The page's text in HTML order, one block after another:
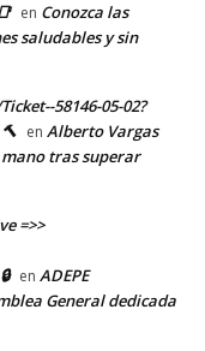
en Conozca las
saludables y sin
58146-05-02?
en Alberto Vargas
tras superar
=>>
en ADEPE
General dedicada